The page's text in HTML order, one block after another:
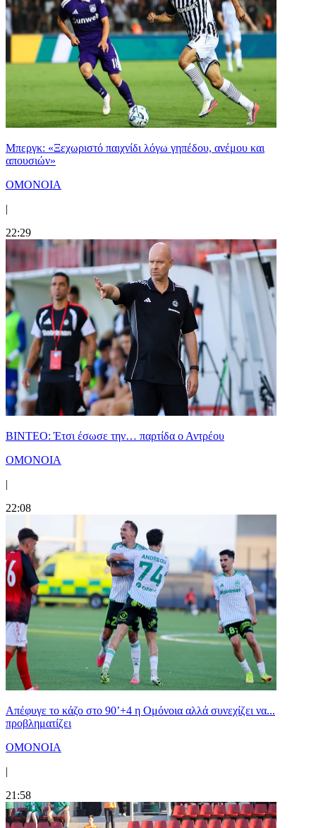
Μπεργκ: «Ξεχωριστό παιχνίδι λόγω γηπέδου, ανέμου και
απουσιών»
ΟΜΟΝΟΙΑ
|
22:29
ΒΙΝΤΕΟ: Έτσι έσωσε την… παρτίδα ο Αντρέου
ΟΜΟΝΟΙΑ
|
22:08
Απέφυγε το κάζο στο 90’+4 η Ομόνοια αλλά συνεχίζει να...
προβληματίζει
ΟΜΟΝΟΙΑ
|
21:58